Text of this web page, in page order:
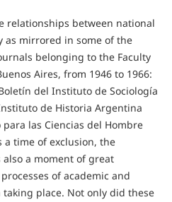
relationships between national
as mirrored in some of the
belonging to the Faculty
Aires, from 1946 to 1966:
del Instituto de Sociología
de Historia Argentina
las Ciencias del Hombre
a time of exclusion, the
a moment of great
of academic and
place. Not only did these